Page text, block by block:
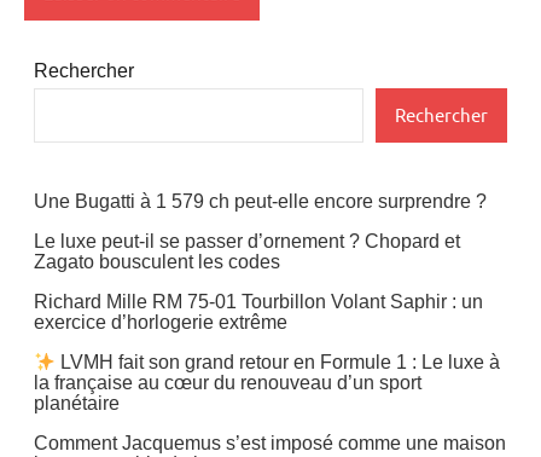
Rechercher
Rechercher
Une Bugatti à 1 579 ch peut-elle encore surprendre ?
Le luxe peut-il se passer d’ornement ? Chopard et
Zagato bousculent les codes
Richard Mille RM 75-01 Tourbillon Volant Saphir : un
exercice d’horlogerie extrême
LVMH fait son grand retour en Formule 1 : Le luxe à
la française au cœur du renouveau d’un sport
planétaire
Comment Jacquemus s’est imposé comme une maison